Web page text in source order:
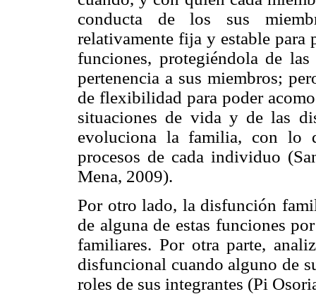
conducta de los sus
relativamente fija y estable para
funciones, protegiéndola de
pertenencia a sus miembros;
de flexibilidad para poder
situaciones de vida y de las
evoluciona la familia, con lo
procesos de cada individuo
Mena, 2009).
Por otro lado, la disfunción
de alguna de estas funciones
familiares. Por otra parte,
disfuncional cuando alguno de
roles de sus integrantes (Pi